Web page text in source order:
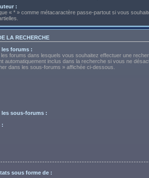
:
« * » comme métacaractère passe-partout si vous
LA RECHERCHE
les forums :
forums dans lesquels vous souhaitez effectuer une
automatiquement inclus dans la recherche si vous ne
dans les sous-forums » affichée ci-dessous.
les sous-forums :
:
sous forme de :